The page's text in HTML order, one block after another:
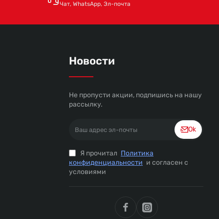
Чат, WhatsApp, Эл-почта
Новости
Не пропусти акции, подпишись на нашу
рассылку.
адрес
почты
Ok
Я прочитал Политика
конфиденциальности и согласен с
условиями